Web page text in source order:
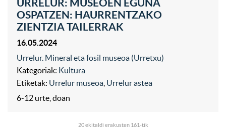
OSPATZEN: HAURRENTZAKO
ZIENTZIA TAILERRAK
16.05.2024
Urrelur. Mineral eta fosil museoa (Urretxu)
Kategoriak: Kultura
Etiketak: Urrelur museoa Urrelur astea
6-12 urte, doan
20ekitaldi erakusten 161-tik